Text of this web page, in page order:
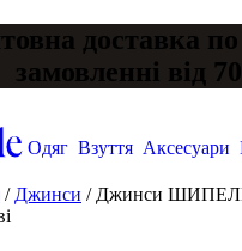
доставка
замовленні від
Одяг Взуття Аксесуари
/ Джинси / Джинси